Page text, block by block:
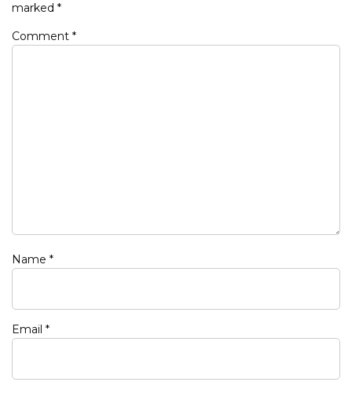
marked *
Comment *
Name *
Email *